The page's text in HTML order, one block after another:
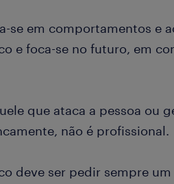
se em comportamentos e
e foca-se no futuro, em
que ataca a pessoa ou
não é profissional.
deve ser pedir sempre